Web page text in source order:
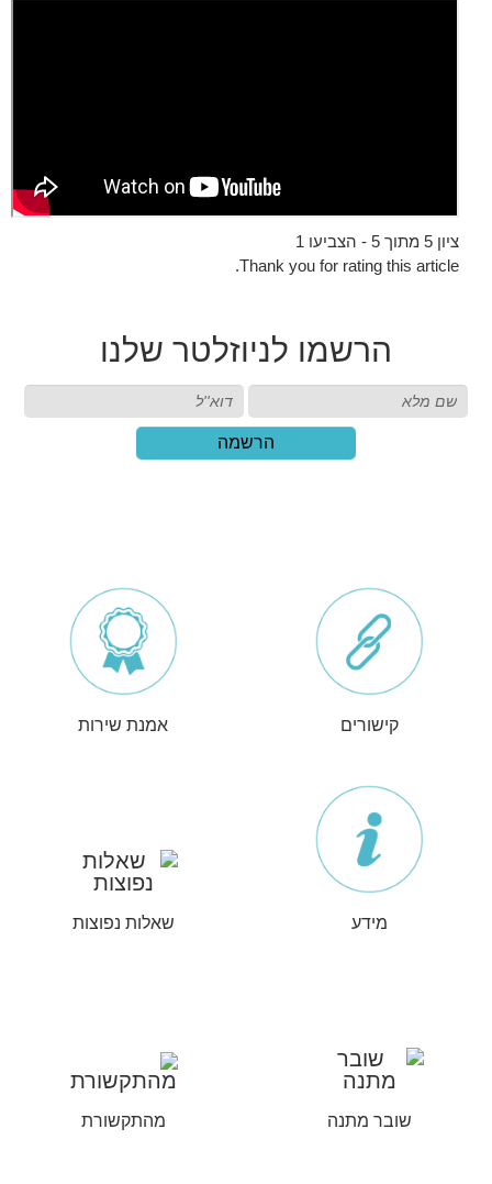
ציון 5 מתוך 5 - הצביעו 1
Thank you for rating this article.
הרשמו לניוזלטר שלנו
הרשמה
קישורים אמנת שירות
מידע שאלות נפוצות
שובר מתנה מהתקשורת